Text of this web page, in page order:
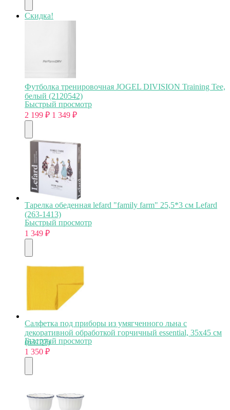
Скидка!
Футболка тренировочная JOGEL DIVISION Training Tee,
белый (2120542)
Быстрый просмотр
2 199 ₽ 1 349 ₽
Тарелка обеденная lefard "family farm" 25,5*3 см Lefard
(263-1413)
Быстрый просмотр
1 349 ₽
Салфетка под приборы из умягченного льна с
декоративной обработкой горчичный essential, 35х45 см
(63127)
Быстрый просмотр
1 350 ₽